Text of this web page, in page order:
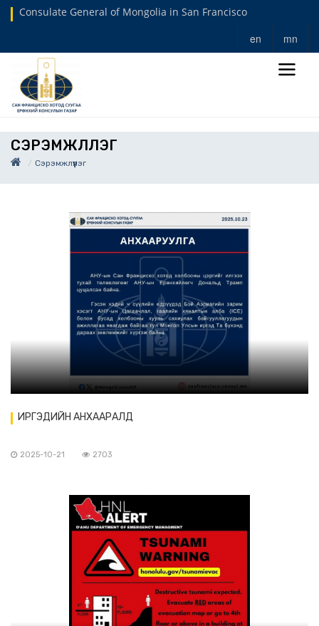
Consulate General of Mongolia in San Francisco
en mn
СЭРЭМЖЛҮҮЛЭГ
Сэрэмжлүүлэг
ИРГЭДИЙН АНХААРАЛД
2025-10-21 2703